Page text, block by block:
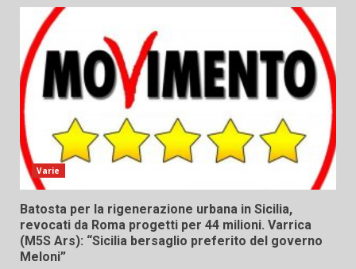
Varie
Batosta per la rigenerazione urbana in Sicilia,
revocati da Roma progetti per 44 milioni. Varrica
(M5S Ars): “Sicilia bersaglio preferito del governo
Meloni”